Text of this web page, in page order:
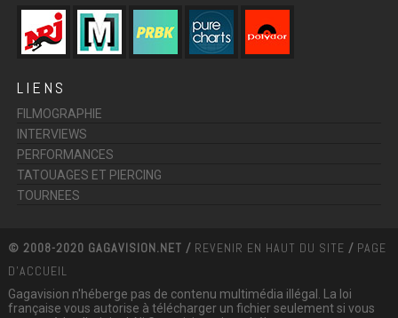
LIENS
FILMOGRAPHIE
INTERVIEWS
PERFORMANCES
TATOUAGES ET PIERCING
TOURNEES
© 2008-2020 GAGAVISION.NET / REVENIR EN HAUT DU SITE / PAGE
D'ACCUEIL
Gagavision n'héberge pas de contenu multimédia illégal. La loi
française vous autorise à télécharger un fichier seulement si vous